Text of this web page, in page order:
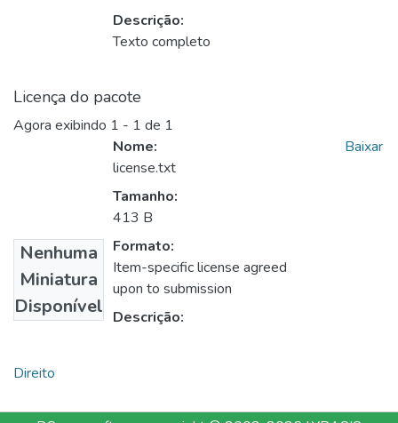
Descrição:
Texto completo
Licença do pacote
Agora exibindo 1 - 1 de 1
Nenhuma
Miniatura
Disponível
Nome:
license.txt
Tamanho:
413 B
Formato:
Item-specific license agreed
upon to submission
Descrição:
Baixar
Direito